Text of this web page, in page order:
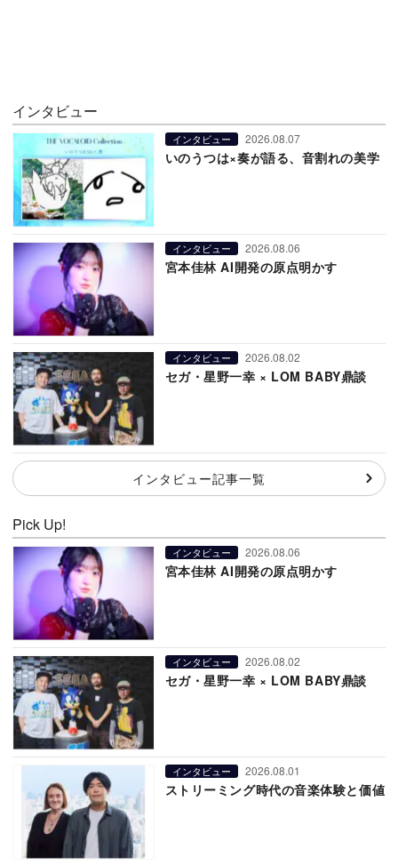
インタビュー
インタビュー 2026.08.07
いのうつは×奏が語る、音割れの美学
インタビュー 2026.08.06
宮本佳林 AI開発の原点明かす
インタビュー 2026.08.02
セガ・星野一幸 × LOM BABY鼎談
インタビュー記事一覧
Pick Up!
インタビュー 2026.08.06
宮本佳林 AI開発の原点明かす
インタビュー 2026.08.02
セガ・星野一幸 × LOM BABY鼎談
インタビュー 2026.08.01
ストリーミング時代の音楽体験と価値